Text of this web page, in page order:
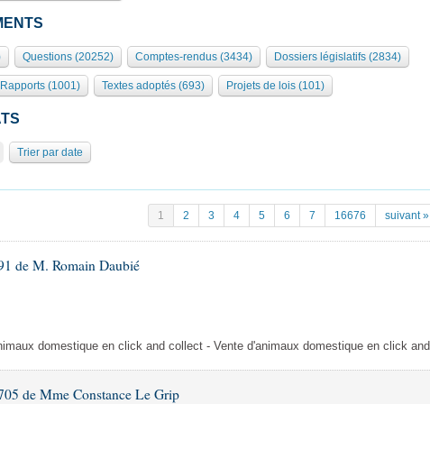
Questions (20252) Comptes-rendus (3434) Dossiers législatifs (2834)
Rapports (1001) Textes adoptés (693) Projets de lois (101)
Trier par date
1 2 3 4 5 6 7 16676 suivant »
de M. Romain Daubié
domestique en click and collect - Vente d'animaux domestique en click and
de Mme Constance Le Grip